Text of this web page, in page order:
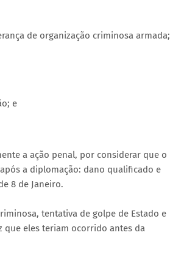
de organização criminosa armada;
e
a ação penal, por considerar que o
a diplomação: dano qualificado e
8 de Janeiro.
tentativa de golpe de Estado e
que eles teriam ocorrido antes da